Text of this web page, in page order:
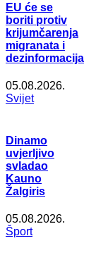
EU će se
boriti protiv
krijumčarenja
migranata i
dezinformacija
05.08.2026.
Svijet
Dinamo
uvjerljivo
svladao
Kauno
Žalgiris
05.08.2026.
Šport